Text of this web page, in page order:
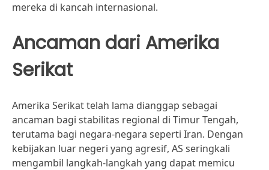
mereka di kancah internasional.
Ancaman dari Amerika
Serikat
Amerika Serikat telah lama dianggap sebagai
ancaman bagi stabilitas regional di Timur Tengah,
terutama bagi negara-negara seperti Iran. Dengan
kebijakan luar negeri yang agresif, AS seringkali
mengambil langkah-langkah yang dapat memicu